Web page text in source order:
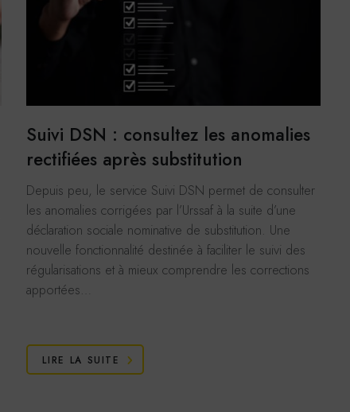
Suivi DSN : consultez les anomalies
rectifiées après substitution
Depuis peu, le service Suivi DSN permet de consulter
les anomalies corrigées par l’Urssaf à la suite d’une
déclaration sociale nominative de substitution. Une
nouvelle fonctionnalité destinée à faciliter le suivi des
régularisations et à mieux comprendre les corrections
apportées…
LIRE LA SUITE